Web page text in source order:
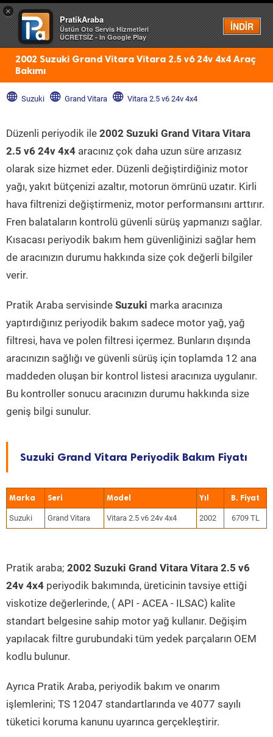
×
PratikAraba
Üstün Oto Servis Hizmetleri
ÜCRETSİZ - In Google Play
İNDİR
Menü
2002 Suzuki Grand Vitara Vitara 2.5 v6 24v 4x4 Araç
Bakımı
Suzuki Grand Vitara Vitara 2.5 v6 24v 4x4
Düzenli periyodik ile 2002 Suzuki Grand Vitara Vitara
2.5 v6 24v 4x4 aracınız çok daha uzun süre arızasız
olarak size hizmet eder. Düzenli değiştirdiğiniz motor
yağı, yakıt bütçenizi azaltır, motorun ömrünü uzatır. Kirli
hava filtrenizi değiştirmeniz, motor performansını arttırır.
Fren balataların kontrolü güvenli sürüş yapmanızı sağlar.
Kısacası periyodik bakım hem güvenliğinizi sağlar hem
de aracınızın durumu hakkında size çok değerli bilgiler
verir.
Pratik Araba servisinde Suzuki marka aracınıza
yaptırdığınız periyodik bakım sadece motor yağ, yağ
filtresi, hava ve polen filtresi içermez. Bunların dışında
aracınızın sağlığı ve güvenli sürüş için toplamda 12 ana
maddeden oluşan bir kontrol listesi aracınıza uygulanır.
Bu kontroller sonucu aracınızın durumu hakkında size
geniş bilgi sunulur.
Suzuki Grand Vitara Periyodik Bakım Fiyatı
Marka Seri Model Yıl
Suzuki Grand Vitara Vitara 2.5 v6 24v 4x4 2002 6709 TL
Pratik araba; 2002 Suzuki Grand Vitara Vitara 2.5 v6
24v 4x4 periyodik bakımında, üreticinin tavsiye ettiği
viskotize değerlerinde, ( API - ACEA - ILSAC) kalite
standart belgesine sahip motor yağ kullanır. Değişim
yapılacak filtre gurubundaki tüm yedek parçaların OEM
kodlu bulunur.
Ayrıca Pratik Araba, periyodik bakım ve onarım
işlemlerini; TS 12047 standartlarında ve 4077 sayılı
tüketici koruma kanunu uyarınca gerçekleştirir.